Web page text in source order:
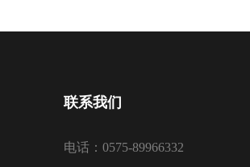
联系我们
电话：0575-89966332